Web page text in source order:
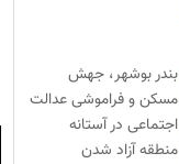
بندر بوشهر، جهش
مسکن و فراموشی عدالت
اجتماعی در آستانه
منطقه آزاد شدن